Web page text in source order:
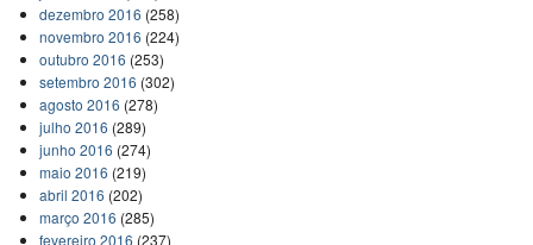
dezembro 2016 (258)
novembro 2016 (224)
outubro 2016 (253)
setembro 2016 (302)
agosto 2016 (278)
julho 2016 (289)
junho 2016 (274)
maio 2016 (219)
abril 2016 (202)
março 2016 (285)
fevereiro 2016 (237)